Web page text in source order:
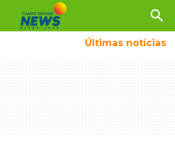
search
Últimas notícias